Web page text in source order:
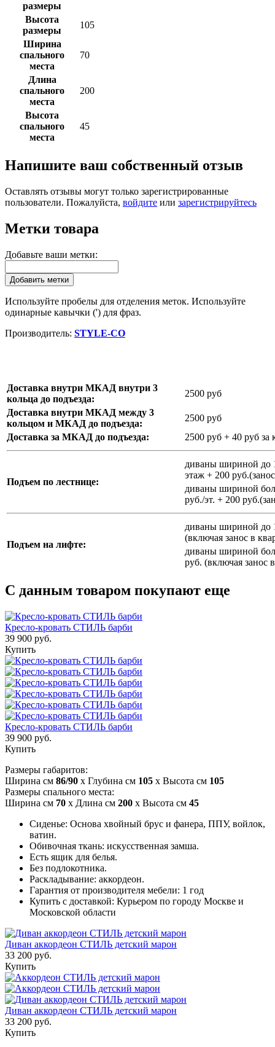
размеры
Высота
размеры
105
Ширина
спального
места
70
Длина
спального
места
200
Высота
спального
места
45
Напишите ваш собственный отзыв
Оставлять отзывы могут только зарегистрированные
пользователи. Пожалуйста, войдите или зарегистрируйтесь
Метки товара
Добавьте ваши метки:
Добавить метки
Используйте пробелы для отделения меток. Используйте
одинарные кавычки (') для фраз.
Производитель: STYLE-CO
Доставка внутри МКАД внутри 3
кольца до подъезда:
2500 руб
Доставка внутри МКАД между 3
кольцом и МКАД до подъезда:
2500 руб
Доставка за МКАД до подъезда:
2500 руб + 40 руб
Подъем по лестнице:
диваны шириной до
этаж + 200
диваны шириной
руб./эт. + 200
Подъем на лифте:
диваны шириной до
(включая занос в
диваны шириной
руб. (включая занос
С данным товаром покупают еще
Кресло-кровать СТИЛЬ барби
39 900 руб.
Купить
Кресло-кровать СТИЛЬ барби
39 900 руб.
Купить
Размеры габаритов:
Ширина см 86/90 x Глубина см 105 x Высота см 105
Размеры спального места:
Ширина см 70 x Длина см 200 x Высота см 45
Сиденье: Основа хвойный брус и фанера, ППУ, войлок,
ватин.
Обивочная ткань: искусственная замша.
Есть ящик для белья.
Без подлокотника.
Раскладывание: аккордеон.
Гарантия от производителя мебели: 1 год
Купить с доставкой: Курьером по городу Москве и
Московской области
Диван аккордеон СТИЛЬ детский марон
33 200 руб.
Купить
Диван аккордеон СТИЛЬ детский марон
33 200 руб.
Купить